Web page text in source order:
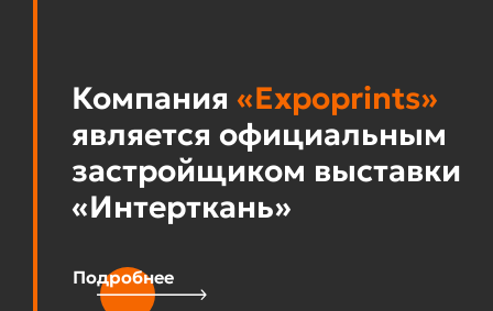
Компания «Expoprints»
является официальным
застройщиком выставки
«Интерткань»
Подробнее